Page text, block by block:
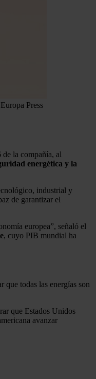
Press
la compañía, al
energética y la
industrial y
de garantizar el
europea”, señaló el
, cuyo PIB mundial ha
que todas las energías son
que Estados Unidos
avanzar